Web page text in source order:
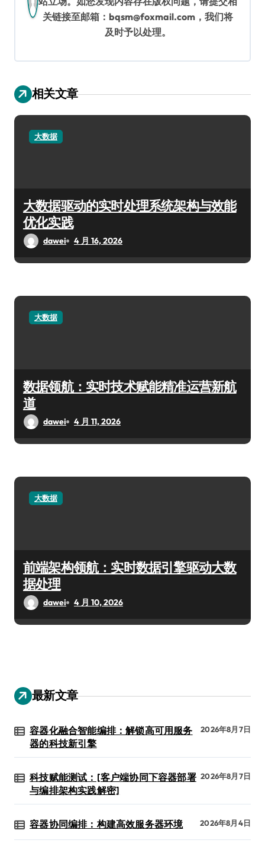
关链接至邮箱：bqsm@foxmail.com，我们将
及时予以处理。
相关文章
大数据
大数据驱动的实时处理系统架构与效能
优化实践
dawei 4 月 16, 2026
大数据
数据领航：实时技术赋能精准运营新航
道
dawei 4 月 11, 2026
大数据
前端架构领航：实时数据引擎驱动大数
据处理
dawei 4 月 10, 2026
最新文章
容器化融合智能编排：解锁高可用服务
器的科技新引擎
2026年8月7日
科技赋能测试：[客户端协同下容器部署
与编排架构实践解密]
2026年8月7日
容器协同编排：构建高效服务器环境 2026年8月4日